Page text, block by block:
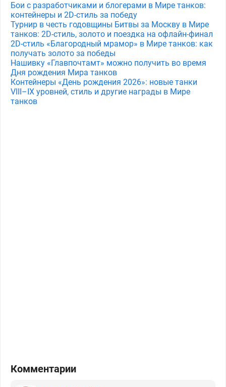
Бои с разработчиками и блогерами в Мире танков:
контейнеры и 2D-стиль за победу
Турнир в честь годовщины Битвы за Москву в Мире
танков: 2D-стиль, золото и поездка на офлайн-финал
2D-стиль «Благородный мрамор» в Мире танков: как
получать золото за победы
Нашивку «Главпочтамт» можно получить во время
Дня рождения Мира танков
Контейнеры «День рождения 2026»: новые танки
VIII–IX уровней, стиль и другие награды в Мире
танков
Комментарии